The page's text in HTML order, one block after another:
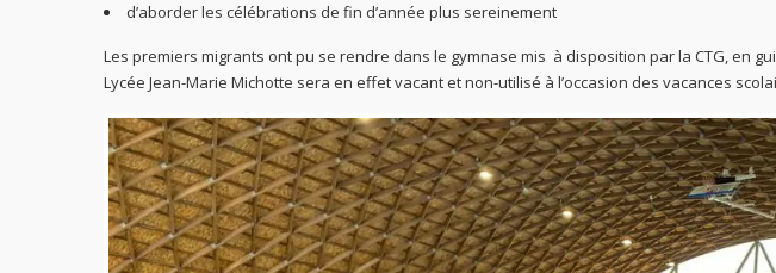
d’aborder les célébrations de fin d’année plus sereinement
Les premiers migrants ont pu se rendre dans le gymnase mis à disposition par la CTG, en
Lycée Jean-Marie Michotte sera en effet vacant et non-utilisé à l’occasion des vacances